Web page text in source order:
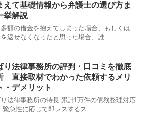
えて基礎情報から弁護士の選び方ま
挙解説
多額の借金を抱えてしまった場合、もしくは
返せなくなったと思った場合、誰 ...
り法律事務所の評判・口コミを徹底
直接取材でわかった依頼するメリ
・デメリット
法律事務所の特長 累計1万件の債務整理対応
緊急性に応じて即レスするス ...